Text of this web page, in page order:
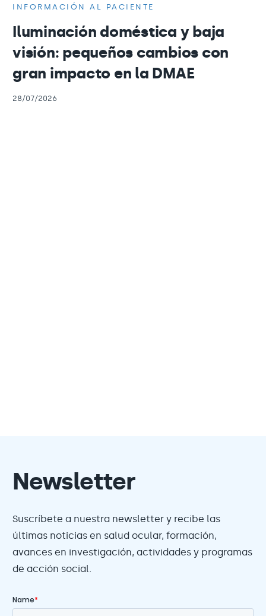
INFORMACIÓN AL PACIENTE
Iluminación doméstica y baja
visión: pequeños cambios con
gran impacto en la DMAE
28/07/2026
Newsletter
Suscríbete a nuestra newsletter y recibe las
últimas noticias en salud ocular, formación,
avances en investigación, actividades y programas
de acción social.